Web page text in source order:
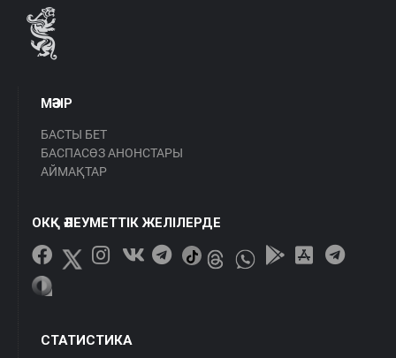
МӘЗІР
БАСТЫ БЕТ
БАСПАСӨЗ АНОНСТАРЫ
АЙМАҚТАР
ОКҚ ӘЛЕУМЕТТІК ЖЕЛІЛЕРДЕ
СТАТИСТИКА